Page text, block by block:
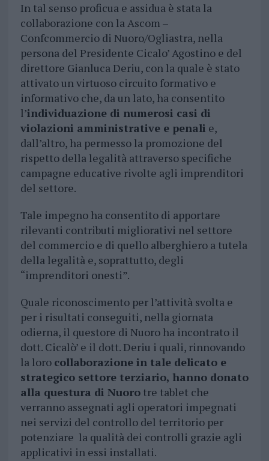
In tal senso proficua e assidua è stata la
collaborazione con la Ascom –
Confcommercio di Nuoro/Ogliastra, nella
persona del Presidente Cicalo’ Agostino e del
direttore Gianluca Deriu, con la quale è stato
attivato un virtuoso circuito formativo e
informativo che, da un lato, ha consentito
l’individuazione di numerosi casi di
violazioni amministrative e penali e,
dall’altro, ha permesso la promozione del
rispetto della legalità attraverso specifiche
campagne educative rivolte agli imprenditori
del settore.
Tale impegno ha consentito di apportare
rilevanti contributi migliorativi nel settore
del commercio e di quello alberghiero a tutela
della legalità e, soprattutto, degli
“imprenditori onesti”.
Quale riconoscimento per l’attività svolta e
per i risultati conseguiti, nella giornata
odierna, il questore di Nuoro ha incontrato il
dott. Cicalò’ e il dott. Deriu i quali, rinnovando
la loro collaborazione in tale delicato e
strategico settore terziario, hanno donato
alla questura di Nuorotre tablet che
verranno assegnati agli operatori impegnati
nei servizi del controllo del territorio per
potenziare la qualità dei controlli grazie agli
applicativi in essi installati.